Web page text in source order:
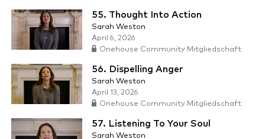
55. Thought Into Action
Sarah Weston
April 6, 2026
Onehouse Community Mitgliedschaft
56. Dispelling Anger
Sarah Weston
April 13, 2026
Onehouse Community Mitgliedschaft
57. Listening To Your Soul
Sarah Weston